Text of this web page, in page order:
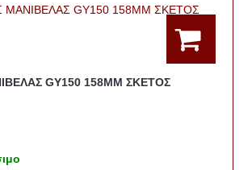
GY150 158MM ΣΚΕΤΟΣ